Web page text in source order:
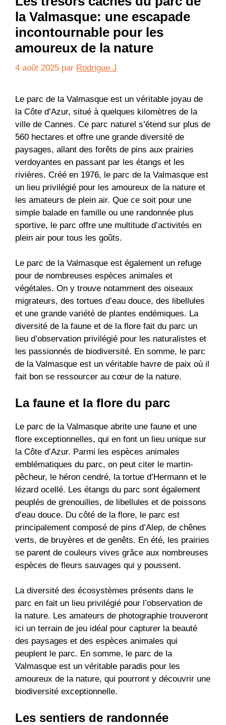
la Valmasque: une escapade
incontournable pour les
amoureux de la nature
4 août 2025 par Rodrigue J
Le parc de la Valmasque est un véritable joyau de
la Côte d’Azur, situé à quelques kilomètres de la
ville de Cannes. Ce parc naturel s’étend sur plus de
560 hectares et offre une grande diversité de
paysages, allant des forêts de pins aux prairies
verdoyantes en passant par les étangs et les
rivières. Créé en 1976, le parc de la Valmasque est
un lieu privilégié pour les amoureux de la nature et
les amateurs de plein air. Que ce soit pour une
simple balade en famille ou une randonnée plus
sportive, le parc offre une multitude d’activités en
plein air pour tous les goûts.
Le parc de la Valmasque est également un refuge
pour de nombreuses espèces animales et
végétales. On y trouve notamment des oiseaux
migrateurs, des tortues d’eau douce, des libellules
et une grande variété de plantes endémiques. La
diversité de la faune et de la flore fait du parc un
lieu d’observation privilégié pour les naturalistes et
les passionnés de biodiversité. En somme, le parc
de la Valmasque est un véritable havre de paix où il
fait bon se ressourcer au cœur de la nature.
La faune et la flore du parc
Le parc de la Valmasque abrite une faune et une
flore exceptionnelles, qui en font un lieu unique sur
la Côte d’Azur. Parmi les espèces animales
emblématiques du parc, on peut citer le martin-
pêcheur, le héron cendré, la tortue d’Hermann et le
lézard ocellé. Les étangs du parc sont également
peuplés de grenouilles, de libellules et de poissons
d’eau douce. Du côté de la flore, le parc est
principalement composé de pins d’Alep, de chênes
verts, de bruyères et de genêts. En été, les prairies
se parent de couleurs vives grâce aux nombreuses
espèces de fleurs sauvages qui y poussent.
La diversité des écosystèmes présents dans le
parc en fait un lieu privilégié pour l’observation de
la nature. Les amateurs de photographie trouveront
ici un terrain de jeu idéal pour capturer la beauté
des paysages et des espèces animales qui
peuplent le parc. En somme, le parc de la
Valmasque est un véritable paradis pour les
amoureux de la nature, qui pourront y découvrir une
biodiversité exceptionnelle.
Les sentiers de randonnée